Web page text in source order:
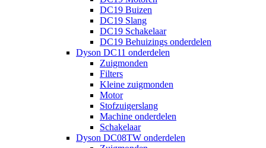
DC19 Buizen
DC19 Slang
DC19 Schakelaar
DC19 Behuizings onderdelen
Dyson DC11 onderdelen
Zuigmonden
Filters
Kleine zuigmonden
Motor
Stofzuigerslang
Machine onderdelen
Schakelaar
Dyson DC08TW onderdelen